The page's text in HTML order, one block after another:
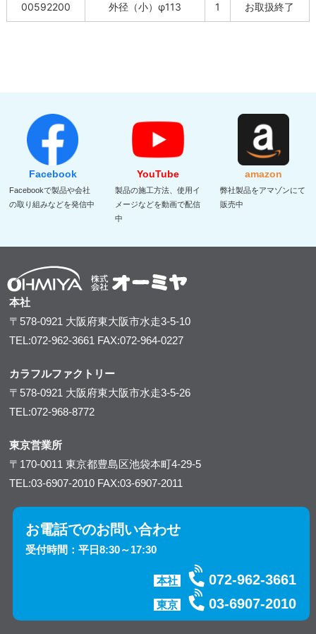
00592200 外径（小）φ113 1 お取扱終了
Facebook
Facebookで製品や会社
の取り組みなどを発信中
YouTube
製品の施工方法、使用イ
メージなどを動画で配信
中
amazon
弊社製品をアマゾンにて
販売中
本社
〒578-0921 大阪府東大阪市水走3-5-10
TEL:072-962-3661 FAX:072-964-0227
カラフルファクトリー
〒578-0921 大阪府東大阪市水走3-5-26
TEL:072-968-8772
東京営業所
〒170-0011東京都豊島区池袋本町4-29-5
TEL:03-6907-2010 FAX:03-6907-2011
お電話でのお問い合わせ
受付時間：平日8:30～17:30
本社 072-962-3661
東京 03-6907-2010